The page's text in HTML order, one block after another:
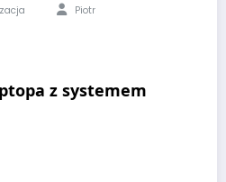
Piotr
z systemem